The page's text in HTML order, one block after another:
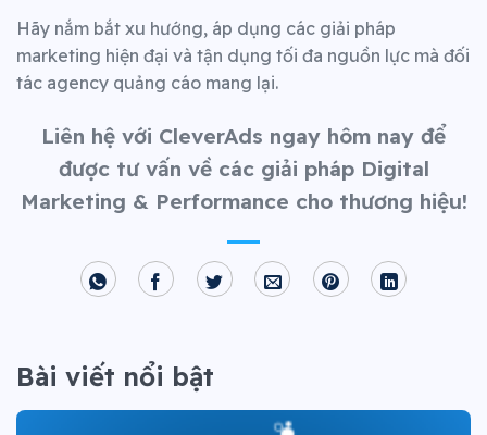
Hãy nắm bắt xu hướng, áp dụng các giải pháp
marketing hiện đại và tận dụng tối đa nguồn lực mà đối
tác agency quảng cáo mang lại.
Liên hệ với CleverAds ngay hôm nay để
được tư vấn về các giải pháp Digital
Marketing & Performance cho thương hiệu!
Bài viết nổi bật